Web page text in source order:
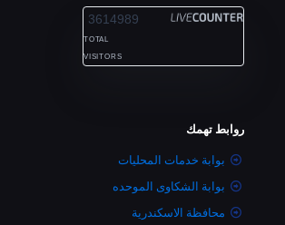
3614989
TOTAL
VISITORS
روابط تهمك
بوابة خدمات المحليات
بوابة الشكاوى الموحده
محافظة الاسكندرية